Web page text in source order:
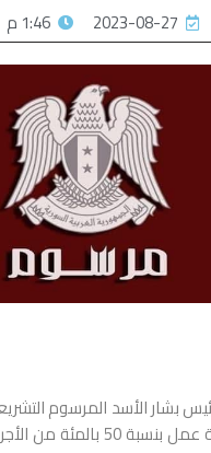
2023-08-27 1:46 م
تعويض طبيعة عمل بنسبة